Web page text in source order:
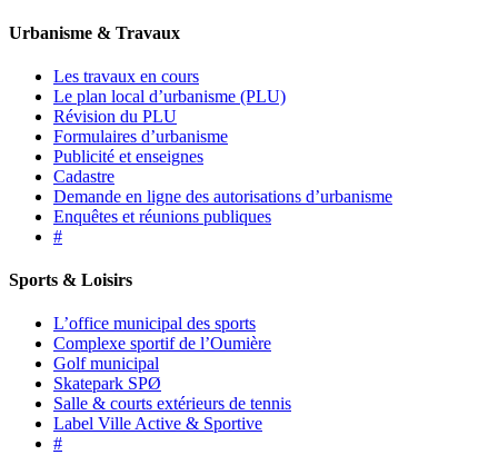
Urbanisme & Travaux
Les travaux en cours
Le plan local d’urbanisme (PLU)
Révision du PLU
Formulaires d’urbanisme
Publicité et enseignes
Cadastre
Demande en ligne des autorisations d’urbanisme
Enquêtes et réunions publiques
#
Sports & Loisirs
L’office municipal des sports
Complexe sportif de l’Oumière
Golf municipal
Skatepark SPØ
Salle & courts extérieurs de tennis
Label Ville Active & Sportive
#